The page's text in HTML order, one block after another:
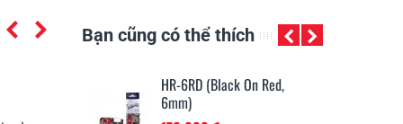
Bạn cũng có thể thích
On Red,
HR-6YW (Black On Yellow,
6mm)